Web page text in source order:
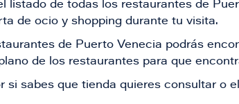
listado de todas los restaurantes de
de ocio y shopping durante tu visita.
de Puerto Venecia podrás
de los restaurantes para que
si sabes que tienda quieres consultar o